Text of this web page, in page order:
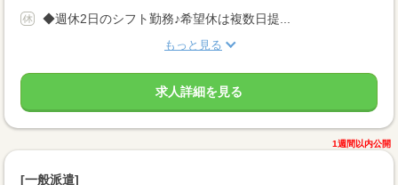
◆週休2日のシフト勤務♪希望休は複数日提...
もっと見る
求人詳細を見る
1週間以内公開
[一般派遣]